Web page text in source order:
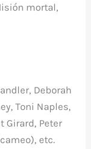
mortal,
Deborah
Toni Naples,
Girard, Peter
etc.